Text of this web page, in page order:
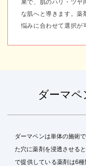
果で、肌のハリ・ツヤ
な肌へと導きます。薬
悩みに合わせて選択が
ダーマペ
ダーマペンは単体の施術
た穴に薬剤を浸透させる
で提供している薬剤は6